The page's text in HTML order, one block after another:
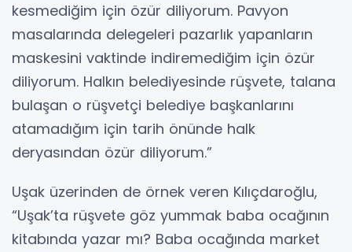
kesmediğim için özür diliyorum. Pavyon
masalarında delegeleri pazarlık yapanların
maskesini vaktinde indiremediğim için özür
diliyorum. Halkın belediyesinde rüşvete, talana
bulaşan o rüşvetçi belediye başkanlarını
atamadığım için tarih önünde halk
deryasından özür diliyorum.”
Uşak üzerinden de örnek veren Kılıçdaroğlu,
“Uşak’ta rüşvete göz yummak baba ocağının
kitabında yazar mı? Baba ocağında market